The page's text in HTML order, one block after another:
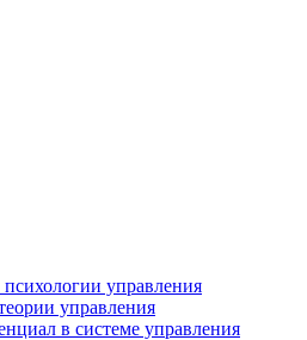
управления
управления
в системе управления